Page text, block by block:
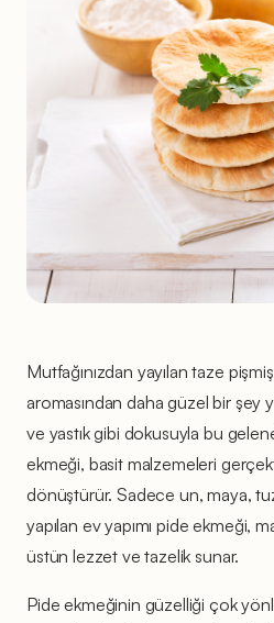
Mutfağınızdan yayılan taze
aromasından daha güzel bir şey
ve yastık gibi dokusuyla bu
ekmeği, basit malzemeleri
dönüştürür. Sadece un, maya,
yapılan ev yapımı pide ekmeği,
üstün lezzet ve tazelik sunar.
Pide ekmeğinin güzelliği çok